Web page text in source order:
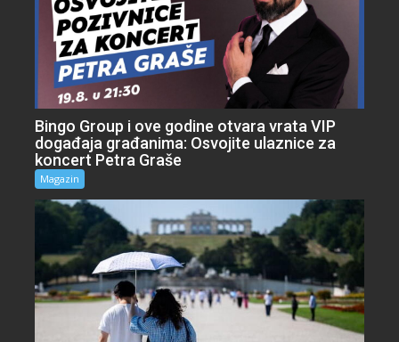
Bingo Group i ove godine otvara vrata VIP
događaja građanima: Osvojite ulaznice za
koncert Petra Graše
Magazin